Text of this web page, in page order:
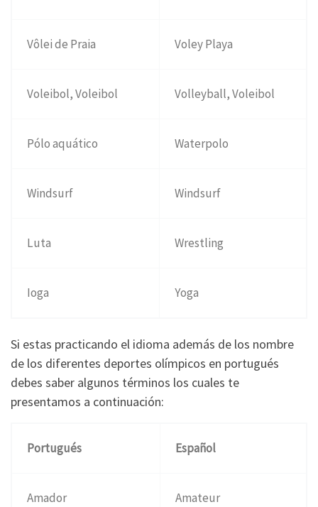
Vôlei de Praia Voley Playa
Voleibol, Voleibol Volleyball, Voleibol
Pólo aquático Waterpolo
Windsurf Windsurf
Luta Wrestling
Ioga Yoga
Si estas practicando el idioma además de los nombre
de los diferentes deportes olímpicos en portugués
debes saber algunos términos los cuales te
presentamos a continuación:
Portugués Español
Amador Amateur